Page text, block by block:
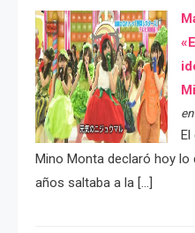
El
Mino Monta declaró hoy lo
años saltaba a la […]